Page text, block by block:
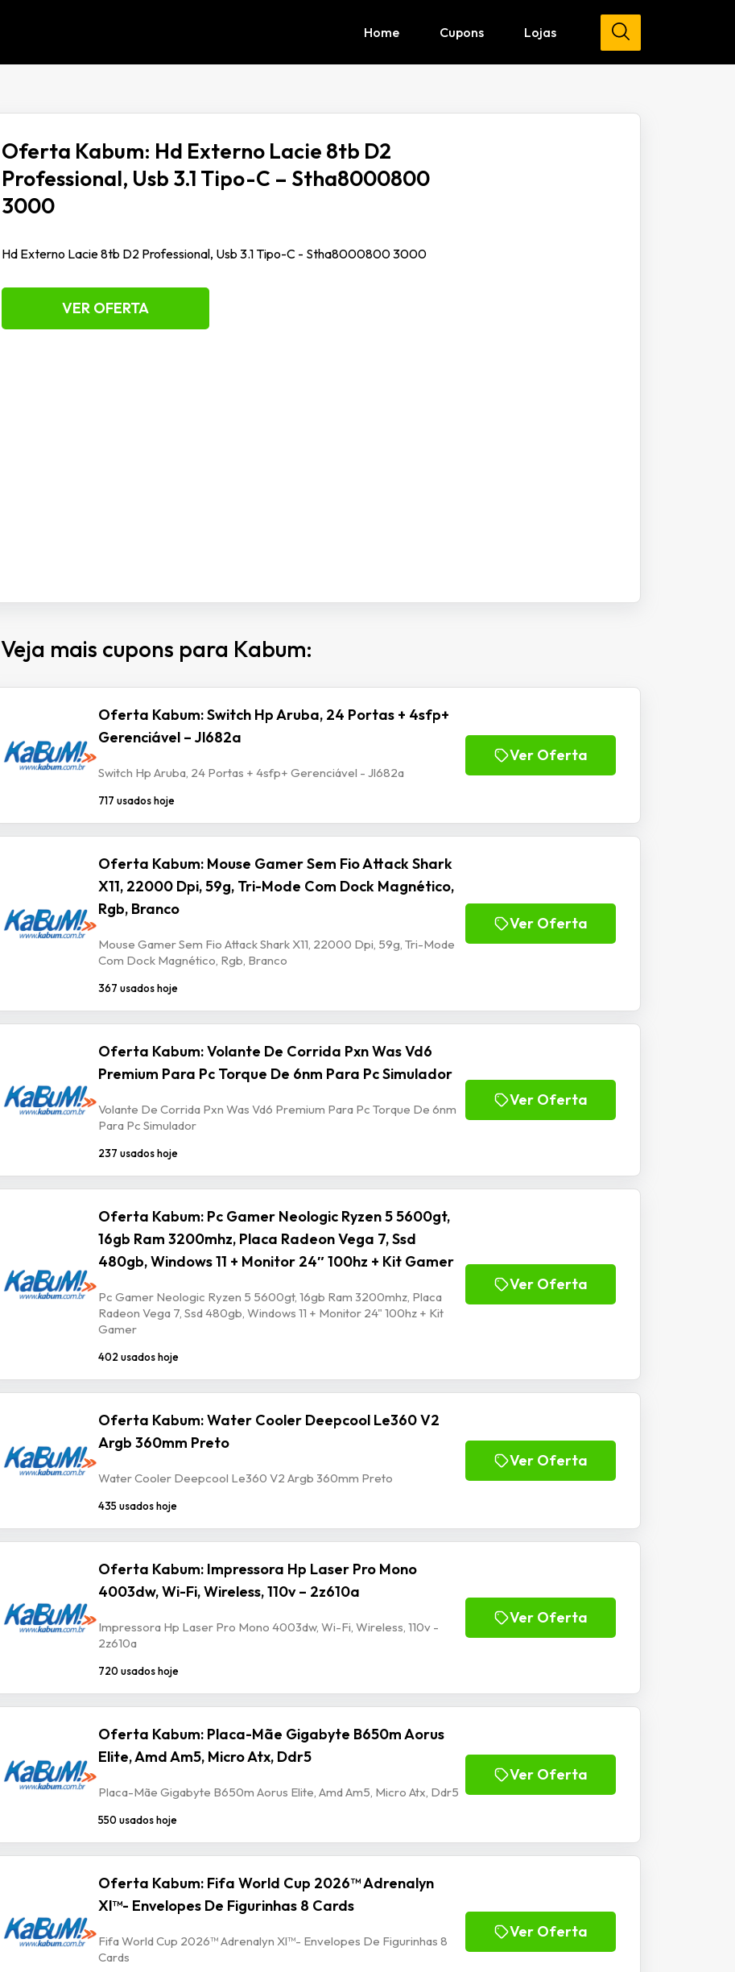
Home Cupons Lojas
Oferta Kabum: Hd Externo Lacie 8tb D2
Professional, Usb 3.1 Tipo-C – Stha8000800
3000
Hd Externo Lacie 8tb D2 Professional, Usb 3.1 Tipo-C - Stha8000800 3000
VER OFERTA
Veja mais cupons para Kabum:
Oferta Kabum: Switch Hp Aruba, 24 Portas + 4sfp+
Gerenciável – Jl682a
Switch Hp Aruba, 24 Portas + 4sfp+ Gerenciável - Jl682a
717 usados hoje
Ver Oferta
Oferta Kabum: Mouse Gamer Sem Fio Attack Shark
X11, 22000 Dpi, 59g, Tri-Mode Com Dock Magnético,
Rgb, Branco
Mouse Gamer Sem Fio Attack Shark X11, 22000 Dpi, 59g, Tri-Mode
Com Dock Magnético, Rgb, Branco
367 usados hoje
Ver Oferta
Oferta Kabum: Volante De Corrida Pxn Was Vd6
Premium Para Pc Torque De 6nm Para Pc Simulador
Volante De Corrida Pxn Was Vd6 Premium Para Pc Torque De 6nm
Para Pc Simulador
237 usados hoje
Ver Oferta
Oferta Kabum: Pc Gamer Neologic Ryzen 5 5600gt,
16gb Ram 3200mhz, Placa Radeon Vega 7, Ssd
480gb, Windows 11 + Monitor 24″ 100hz + Kit Gamer
Pc Gamer Neologic Ryzen 5 5600gt, 16gb Ram 3200mhz, Placa
Radeon Vega 7, Ssd 480gb, Windows 11 + Monitor 24" 100hz + Kit
Gamer
402 usados hoje
Ver Oferta
Oferta Kabum: Water Cooler Deepcool Le360 V2
Argb 360mm Preto
Water Cooler Deepcool Le360 V2 Argb 360mm Preto
435 usados hoje
Ver Oferta
Oferta Kabum: Impressora Hp Laser Pro Mono
4003dw, Wi-Fi, Wireless, 110v – 2z610a
Impressora Hp Laser Pro Mono 4003dw, Wi-Fi, Wireless, 110v -
2z610a
720 usados hoje
Ver Oferta
Oferta Kabum: Placa-Mãe Gigabyte B650m Aorus
Elite, Amd Am5, Micro Atx, Ddr5
Placa-Mãe Gigabyte B650m Aorus Elite, Amd Am5, Micro Atx, Ddr5
550 usados hoje
Ver Oferta
Oferta Kabum: Fifa World Cup 2026™ Adrenalyn
Xl™- Envelopes De Figurinhas 8 Cards
Fifa World Cup 2026™ Adrenalyn Xl™- Envelopes De Figurinhas 8
Cards
Ver Oferta